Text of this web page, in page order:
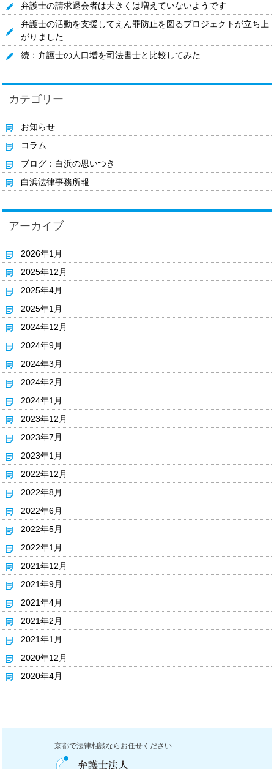
弁護士の請求退会者は大きくは増えていないようです
弁護士の活動を支援してえん罪防止を図るプロジェクトが立ち上
がりました
続：弁護士の人口増を司法書士と比較してみた
カテゴリー
お知らせ
コラム
ブログ：白浜の思いつき
白浜法律事務所報
アーカイブ
2026年1月
2025年12月
2025年4月
2025年1月
2024年12月
2024年9月
2024年3月
2024年2月
2024年1月
2023年12月
2023年7月
2023年1月
2022年12月
2022年8月
2022年6月
2022年5月
2022年1月
2021年12月
2021年9月
2021年4月
2021年2月
2021年1月
2020年12月
2020年4月
京都で法律相談ならお任せください